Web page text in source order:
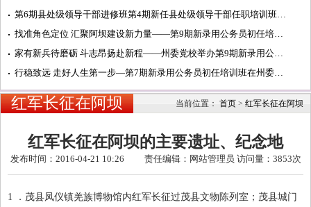
红军长征在阿坝 当前位置： 首页 > 红军长征在阿坝
红军长征在阿坝的主要遗址、纪念地
发布时间：2016-04-21 10:26 责任编辑：网站管理员 访问量： 3853次
1
．茂县凤仪镇羌族博物馆内红军长征过茂县文物陈列室；茂县城门